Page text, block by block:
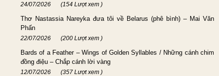
24/07/2026 (154 Lượt xem )
Thơ Nastassia Nareyka đưa tôi về Belarus (phê bình) – Mai Văn
Phấn
22/07/2026 (200 Lượt xem )
Bards of a Feather – Wings of Golden Syllables / Những cánh chim
đồng điệu – Chắp cánh lời vàng
12/07/2026 (357 Lượt xem )